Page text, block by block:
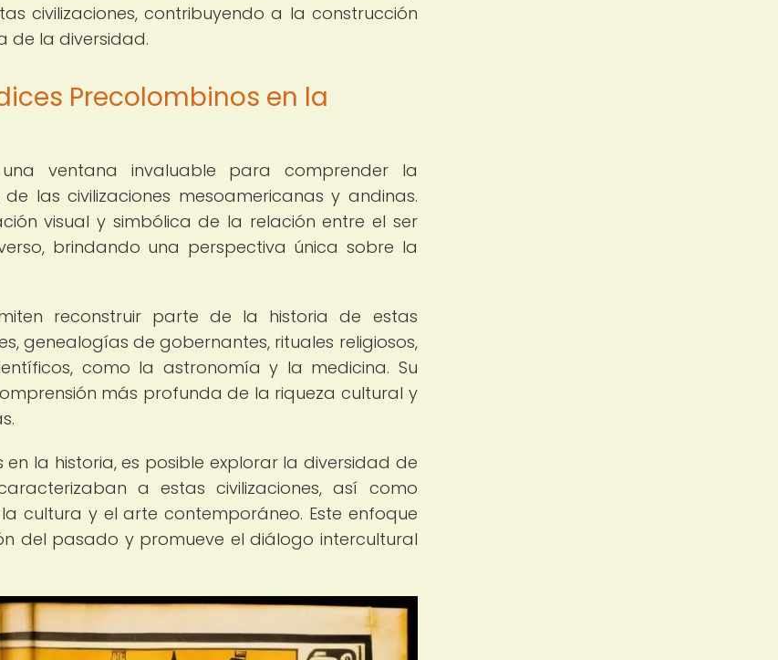
civilizaciones, contribuyendo a la construcción
de la diversidad.
Precolombinos en la
ventana invaluable para comprender la
las civilizaciones mesoamericanas y andinas.
visual y simbólica de la relación entre el ser
brindando una perspectiva única sobre la
reconstruir parte de la historia de estas
genealogías de gobernantes, rituales religiosos,
como la astronomía y la medicina. Su
más profunda de la riqueza cultural y
la historia, es posible explorar la diversidad de
a estas civilizaciones, así como
cultura y el arte contemporáneo. Este enfoque
del pasado y promueve el diálogo intercultural